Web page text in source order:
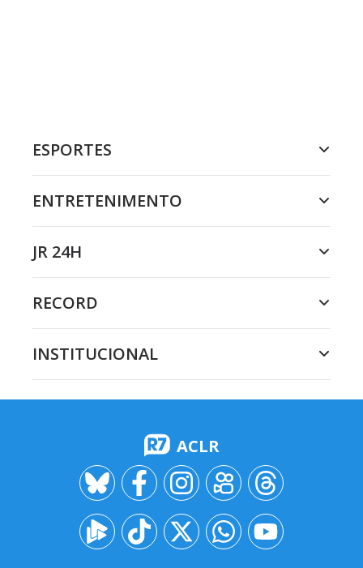
ESPORTES
ENTRETENIMENTO
JR 24H
RECORD
INSTITUCIONAL
ACLR